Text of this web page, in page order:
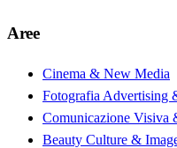
Aree
Cinema & New Media
Fotografia Advertising
Comunicazione Visiva
Beauty Culture &